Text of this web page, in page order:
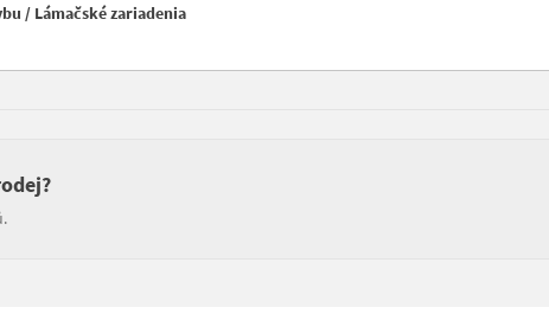
/ Lámačské zariadenia